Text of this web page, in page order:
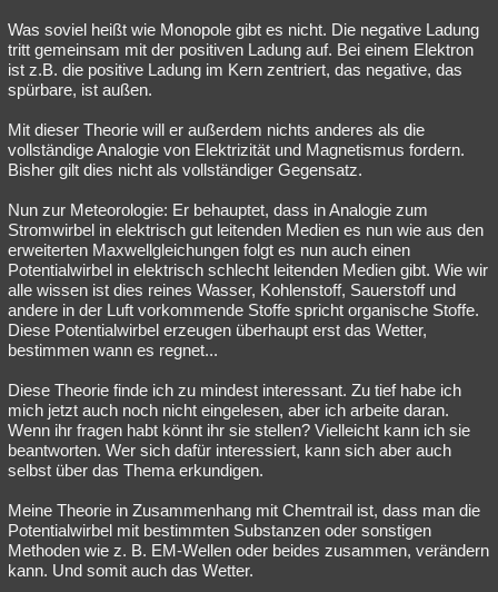
Was soviel heißt wie Monopole gibt es nicht. Die negative Ladung
tritt gemeinsam mit der positiven Ladung auf. Bei einem Elektron
ist z.B. die positive Ladung im Kern zentriert, das negative, das
spürbare, ist außen.
Mit dieser Theorie will er außerdem nichts anderes als die
vollständige Analogie von Elektrizität und Magnetismus fordern.
Bisher gilt dies nicht als vollständiger Gegensatz.
Nun zur Meteorologie: Er behauptet, dass in Analogie zum
Stromwirbel in elektrisch gut leitenden Medien es nun wie aus den
erweiterten Maxwellgleichungen folgt es nun auch einen
Potentialwirbel in elektrisch schlecht leitenden Medien gibt. Wie wir
alle wissen ist dies reines Wasser, Kohlenstoff, Sauerstoff und
andere in der Luft vorkommende Stoffe spricht organische Stoffe.
Diese Potentialwirbel erzeugen überhaupt erst das Wetter,
bestimmen wann es regnet...
Diese Theorie finde ich zu mindest interessant. Zu tief habe ich
mich jetzt auch noch nicht eingelesen, aber ich arbeite daran.
Wenn ihr fragen habt könnt ihr sie stellen? Vielleicht kann ich sie
beantworten. Wer sich dafür interessiert, kann sich aber auch
selbst über das Thema erkundigen.
Meine Theorie in Zusammenhang mit Chemtrail ist, dass man die
Potentialwirbel mit bestimmten Substanzen oder sonstigen
Methoden wie z. B. EM-Wellen oder beides zusammen, verändern
kann. Und somit auch das Wetter.